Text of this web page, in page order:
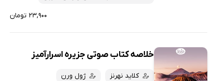
۲۳,۹۰۰ تومان
خلاصه کتاب صوتی جزیره اسرارآمیز
کلاید نهرنز
ژول ورن